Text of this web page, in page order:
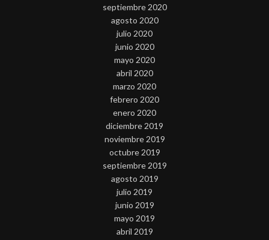
septiembre 2020
agosto 2020
julio 2020
junio 2020
mayo 2020
abril 2020
marzo 2020
febrero 2020
enero 2020
diciembre 2019
noviembre 2019
octubre 2019
septiembre 2019
agosto 2019
julio 2019
junio 2019
mayo 2019
abril 2019